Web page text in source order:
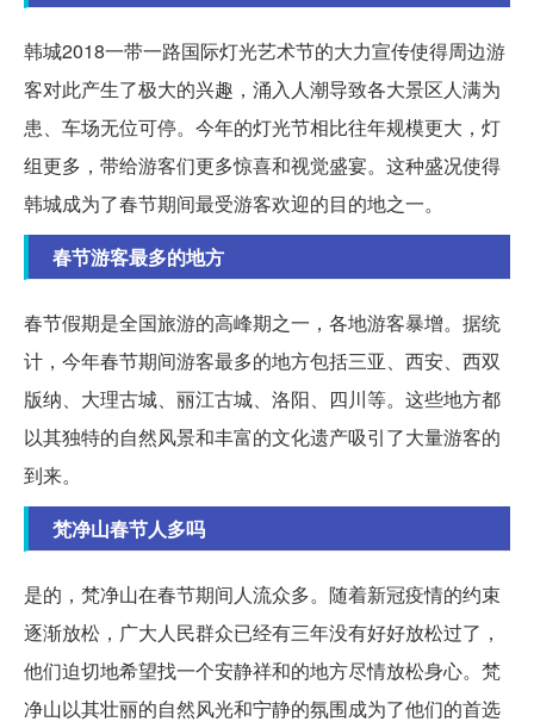
韩城2018一带一路国际灯光艺术节的大力宣传使得周边游
客对此产生了极大的兴趣，涌入人潮导致各大景区人满为
患、车场无位可停。今年的灯光节相比往年规模更大，灯
组更多，带给游客们更多惊喜和视觉盛宴。这种盛况使得
韩城成为了春节期间最受游客欢迎的目的地之一。
春节游客最多的地方
春节假期是全国旅游的高峰期之一，各地游客暴增。据统
计，今年春节期间游客最多的地方包括三亚、西安、西双
版纳、大理古城、丽江古城、洛阳、四川等。这些地方都
以其独特的自然风景和丰富的文化遗产吸引了大量游客的
到来。
梵净山春节人多吗
是的，梵净山在春节期间人流众多。随着新冠疫情的约束
逐渐放松，广大人民群众已经有三年没有好好放松过了，
他们迫切地希望找一个安静祥和的地方尽情放松身心。梵
净山以其壮丽的自然风光和宁静的氛围成为了他们的首选